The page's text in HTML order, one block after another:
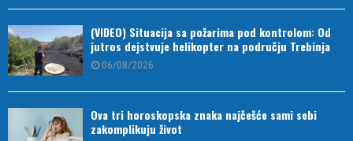
(VIDEO) Situacija sa požarima pod kontrolom: Od
jutros dejstvuje helikopter na području Trebinja
06/08/2026
Ova tri horoskopska znaka najčešće sami sebi
zakomplikuju život